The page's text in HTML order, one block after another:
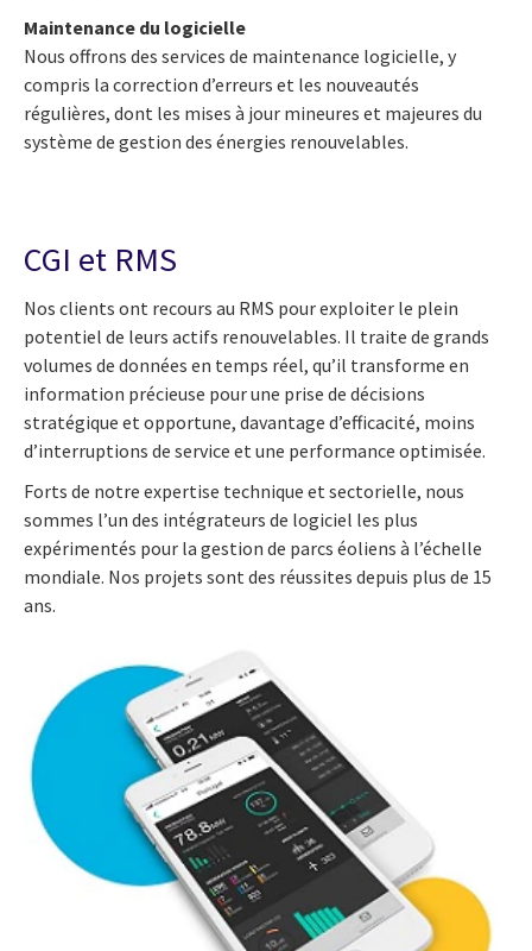
Maintenance du logicielle
Nous offrons des services de maintenance logicielle, y
compris la correction d’erreurs et les nouveautés
régulières, dont les mises à jour mineures et majeures du
système de gestion des énergies renouvelables.
CGI et RMS
Nos clients ont recours au RMS pour exploiter le plein
potentiel de leurs actifs renouvelables. Il traite de grands
volumes de données en temps réel, qu’il transforme en
information précieuse pour une prise de décisions
stratégique et opportune, davantage d’efficacité, moins
d’interruptions de service et une performance optimisée.
Forts de notre expertise technique et sectorielle, nous
sommes l’un des intégrateurs de logiciel les plus
expérimentés pour la gestion de parcs éoliens à l’échelle
mondiale. Nos projets sont des réussites depuis plus de 15
ans.